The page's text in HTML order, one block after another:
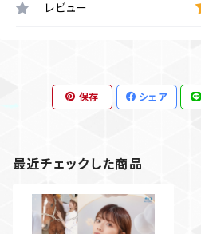
レビュー
保存 シェア
最近チェックした商品